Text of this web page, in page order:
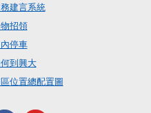
建言系統
招領
停車
到興大
位置總配置圖